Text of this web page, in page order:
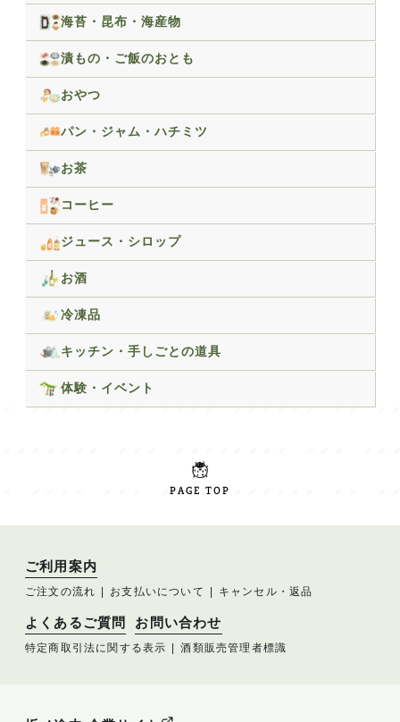
海苔・昆布・海産物
漬もの・ご飯のおとも
おやつ
パン・ジャム・ハチミツ
お茶
コーヒー
ジュース・シロップ
お酒
冷凍品
キッチン・手しごとの道具
体験・イベント
PAGE TOP
ご利用案内
ご注文の流れ お支払いについて キャンセル・返品
よくあるご質問 お問い合わせ
特定商取引法に関する表示 酒類販売管理者標識